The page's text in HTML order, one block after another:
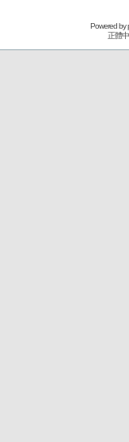
Powered by
正體